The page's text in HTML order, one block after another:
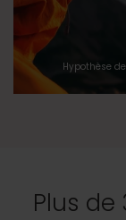
Hypothèse
Plus de